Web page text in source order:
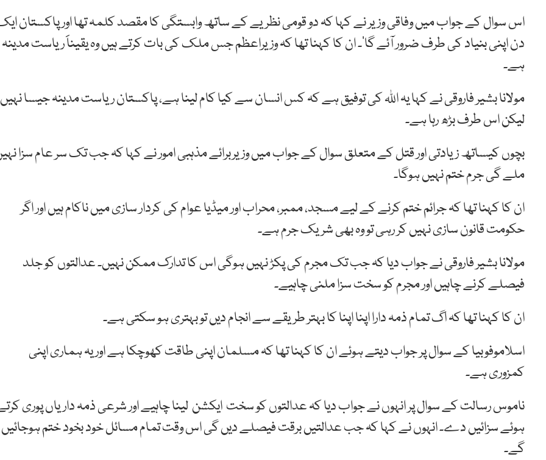
اس سوال کے جواب میں وفاقی وزیر نے کہا کہ دو قومی نظریے کے ساتھ وابستگی کا مقصد کلمہ تھا اور پاکستان
دن اپنی بنیاد کی طرف ضرور آئے گا‘۔ ان کا کہنا تھا کہ وزیراعظم جس ملک کی بات کرتے ہیں وہ یقیناََ ریاست مدینہ
ہے۔
مولانا بشیر فاروقی نے کہا یہ اللہ کی توفیق ہے کہ کس انسان سے کیا کام لینا ہے، پاکستان ریاست مدینہ جیسا نہیں
لیکن اس طرف بڑھ رہا ہے۔
بچوں کیساتھ زیادتی اور قتل کے متعلق سوال کے جواب میں وزیربرائے مذہبی امور نے کہا کہ جب تک سر عام سزا
ملے گی جرم ختم نہیں ہوگا۔
ان کا کہنا تھا کہ جرائم ختم کرنے کے لیے مسجد، ممبر، محراب اور میڈیا عوام کی کردار سازی میں ناکام ہیں اور اگر
حکومت قانون سازی نہیں کر رہی تو وہ بھی شریک جرم ہے۔
مولانا بشیر فاروقی نے جواب دیا کہ جب تک مجرم کی پکڑ نہیں ہوگی اس کا تدارک ممکن نہیں۔ عدالتوں کو جلد
فیصلے کرنے چاہیں اور مجرم کو سخت سزا ملنی چاہیے۔
ان کا کہنا تھا کہ اگ تمام ذمہ دارا اپنا اپنا کا بہتر طریقے سے انجام دیں تو بہتری ہو سکتی ہے۔
اسلاموفوبیا کے سوال پر جواب دیتے ہوئے ان کا کہنا تھا کہ مسلمان اپنی طاقت کھوچکا ہے اور یہ ہماری اپنی
کمزوری ہے۔
ناموس رسالت کے سوال پر انہوں نے جواب دیا کہ عدالتوں کو سخت ایکشن لینا چاہیے اور شرعی ذمہ داریاں پوری
ہوئے سزائیں دے۔ انہوں نے کہا کہ جب عدالتیں برقت فیصلے دیں گی اس وقت تمام مسائل خود بخود ختم ہوجائیں
گے۔